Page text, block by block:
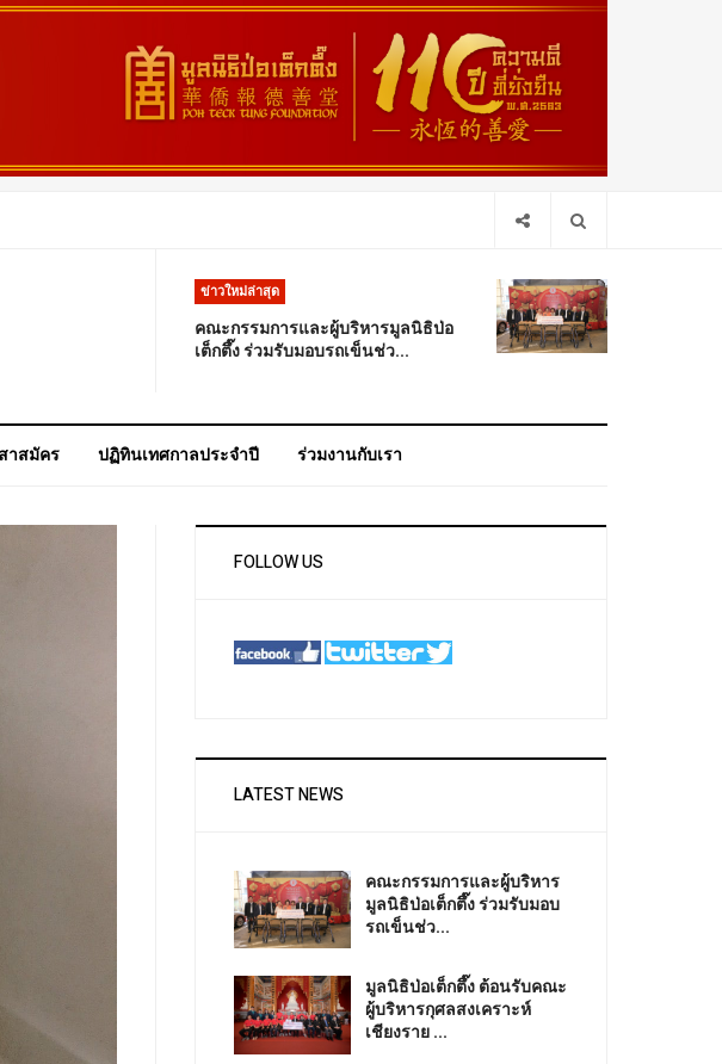
ข่าวใหม่ล่าสุด
คณะกรรมการและผู้บริหารมูลนิธิป่อ
เต็กตึ๊ง ร่วมรับมอบรถเข็นช่ว...
าสมัคร ปฏิทินเทศกาลประจำปี ร่วมงานกับเรา
FOLLOW US
LATEST NEWS
คณะกรรมการและผู้บริหาร
มูลนิธิป่อเต็กตึ๊ง ร่วมรับมอบ
รถเข็นช่ว...
มูลนิธิป่อเต็กตึ๊ง ต้อนรับคณะ
ผู้บริหารกุศลสงเคราะห์
เชียงราย ...